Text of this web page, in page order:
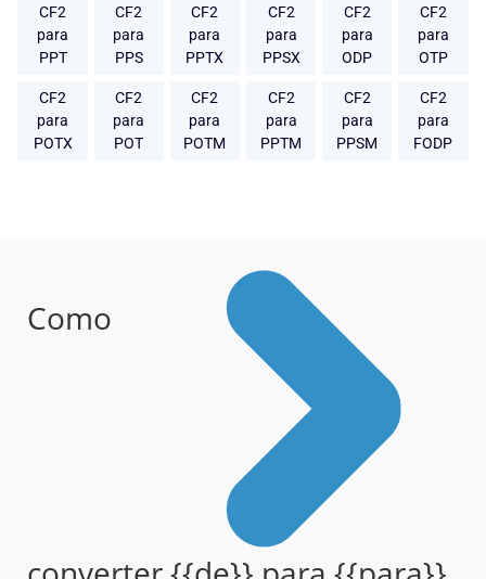
CF2
para
PPT
CF2
para
PPS
CF2
para
PPTX
CF2
para
PPSX
CF2
para
ODP
CF2
para
OTP
CF2
para
POTX
CF2
para
POT
CF2
para
POTM
CF2
para
PPTM
CF2
para
PPSM
CF2
para
FODP
Como